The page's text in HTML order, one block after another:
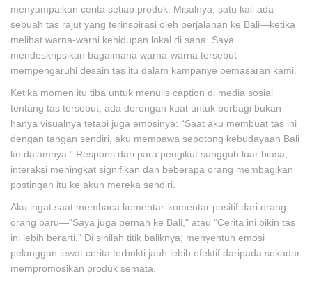
menyampaikan cerita setiap produk. Misalnya, satu kali ada
sebuah tas rajut yang terinspirasi oleh perjalanan ke Bali—ketika
melihat warna-warni kehidupan lokal di sana. Saya
mendeskripsikan bagaimana warna-warna tersebut
mempengaruhi desain tas itu dalam kampanye pemasaran kami.
Ketika momen itu tiba untuk menulis caption di media sosial
tentang tas tersebut, ada dorongan kuat untuk berbagi bukan
hanya visualnya tetapi juga emosinya: “Saat aku membuat tas ini
dengan tangan sendiri, aku membawa sepotong kebudayaan Bali
ke dalamnya.” Respons dari para pengikut sungguh luar biasa;
interaksi meningkat signifikan dan beberapa orang membagikan
postingan itu ke akun mereka sendiri.
Aku ingat saat membaca komentar-komentar positif dari orang-
orang baru—"Saya juga pernah ke Bali," atau "Cerita ini bikin tas
ini lebih berarti." Di sinilah titik baliknya; menyentuh emosi
pelanggan lewat cerita terbukti jauh lebih efektif daripada sekadar
mempromosikan produk semata.